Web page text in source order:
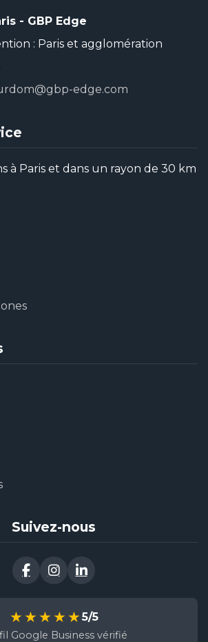
- GBP Edge
: Paris et agglomération
edge.com
à Paris et dans un rayon de 30 km
Suivez-nous
★★★★★ 5/5
Google Business vérifié